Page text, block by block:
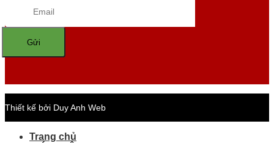
Thiết kế bởi Duy Anh Web
Trang chủ